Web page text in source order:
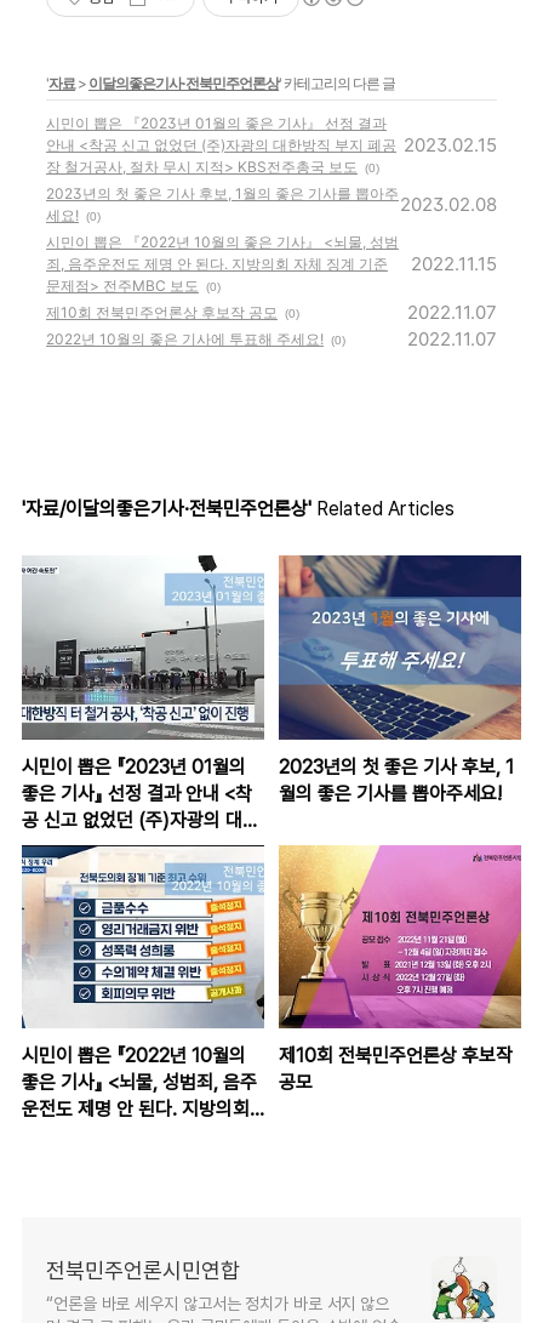
'자료> 이달의좋은기사·전북민주언론상' 카테고리의 다른 글
시민이 뽑은 『2023년 01월의 좋은 기사』 선정 결과
안내 <착공 신고 없었던 (주)자광의 대한방직 부지 폐공
장 철거공사, 절차 무시 지적> KBS전주총국 보도
(0)
2023.02.15
2023년의 첫 좋은 기사 후보, 1월의 좋은 기사를 뽑아주
세요! (0)
2023.02.08
시민이 뽑은 『2022년 10월의 좋은 기사』 <뇌물, 성범
죄, 음주운전도 제명 안 된다. 지방의회 자체 징계 기준
문제점> 전주MBC 보도
(0)
2022.11.15
제10회 전북민주언론상 후보작 공모 (0) 2022.11.07
2022년 10월의 좋은 기사에 투표해 주세요! (0) 2022.11.07
'자료/이달의좋은기사·전북민주언론상' Related Articles
시민이 뽑은 『2023년 01월의
좋은 기사』 선정 결과 안내 <착
공 신고 없었던 (주)자광의 대한
방직 부지 폐공장 철거공사, 절
차 무시 지적> KBS전주총국 보
도
2023년의 첫 좋은 기사 후보, 1
월의 좋은 기사를 뽑아주세요!
시민이 뽑은 『2022년 10월의
좋은 기사』 <뇌물, 성범죄, 음주
운전도 제명 안 된다. 지방의회
제10회 전북민주언론상 후보작
공모
전북민주언론시민연합
“언론을 바로 세우지 않고서는 정치가 바로 서지 않으